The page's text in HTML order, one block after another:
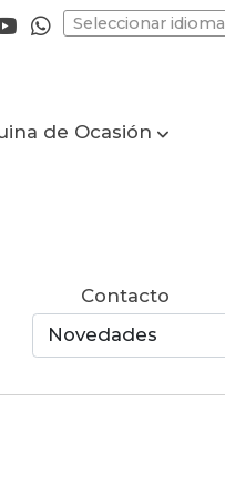
Seleccionar idioma
de Ocasión
Contacto
Novedades